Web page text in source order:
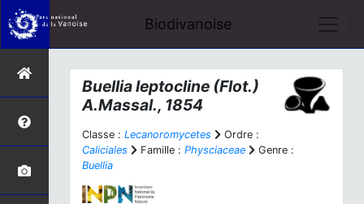
Biodivanoise
Buellia leptocline (Flot.)
A.Massal., 1854
Classe : Lecanoromycetes
Ordre :
Caliciales
Famille : Physciaceae
Genre :
Buellia